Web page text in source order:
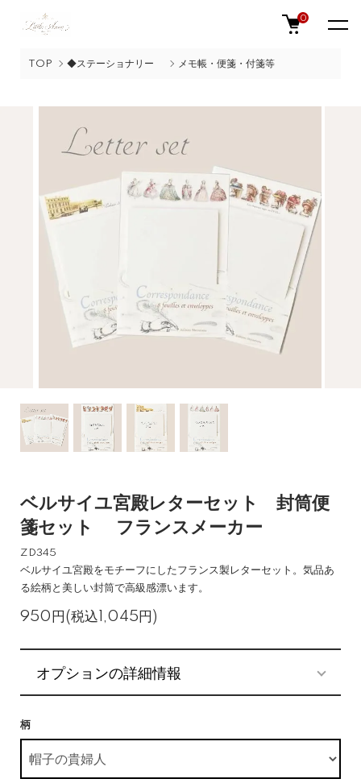
0
TOP ◆ステーショナリー メモ帳・便箋・付箋等
ベルサイユ宮殿レターセット 封筒便
箋セット フランスメーカー
ZD345
ベルサイユ宮殿をモチーフにしたフランス製レターセット。気品あ
る絵柄と美しい封筒で高級感漂います。
950円(税込1,045円)
オプションの詳細情報
柄